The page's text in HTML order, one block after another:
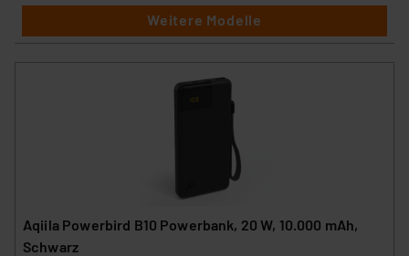
Weitere Modelle
Aqiila Powerbird B10 Powerbank, 20 W, 10.000 mAh,
Schwarz